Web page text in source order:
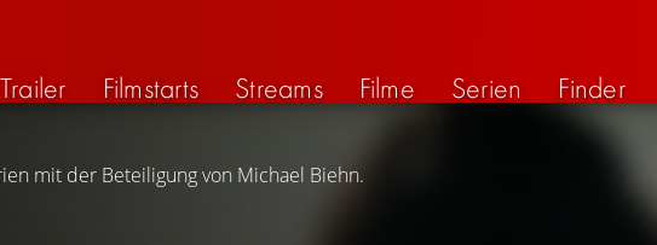
Trailer Filmstarts Streams Filme Serien
Finder
mit der Beteiligung von Michael Biehn.